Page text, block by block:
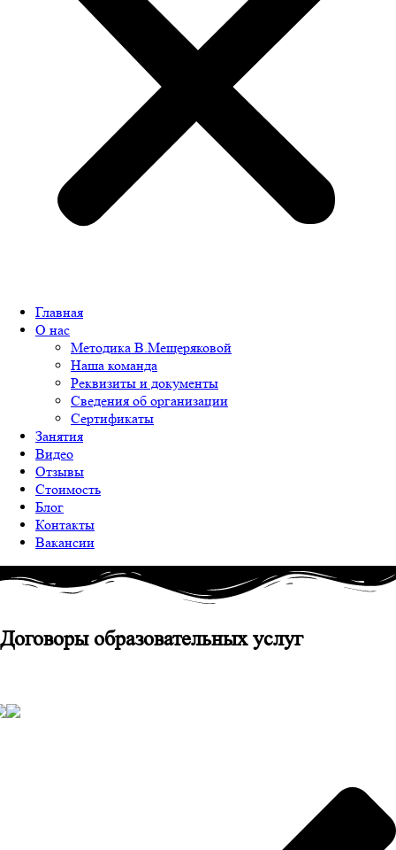
Главная
О нас
Методика В.Мещеряковой
Наша команда
Реквизиты и документы
Сведения об организации
Сертификаты
Занятия
Видео
Отзывы
Стоимость
Блог
Контакты
Вакансии
Договоры образовательных услуг